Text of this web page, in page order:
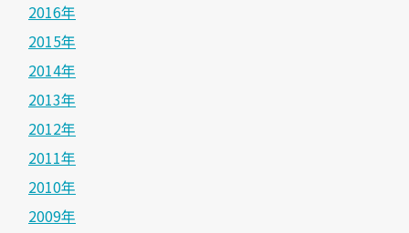
2016年
2015年
2014年
2013年
2012年
2011年
2010年
2009年